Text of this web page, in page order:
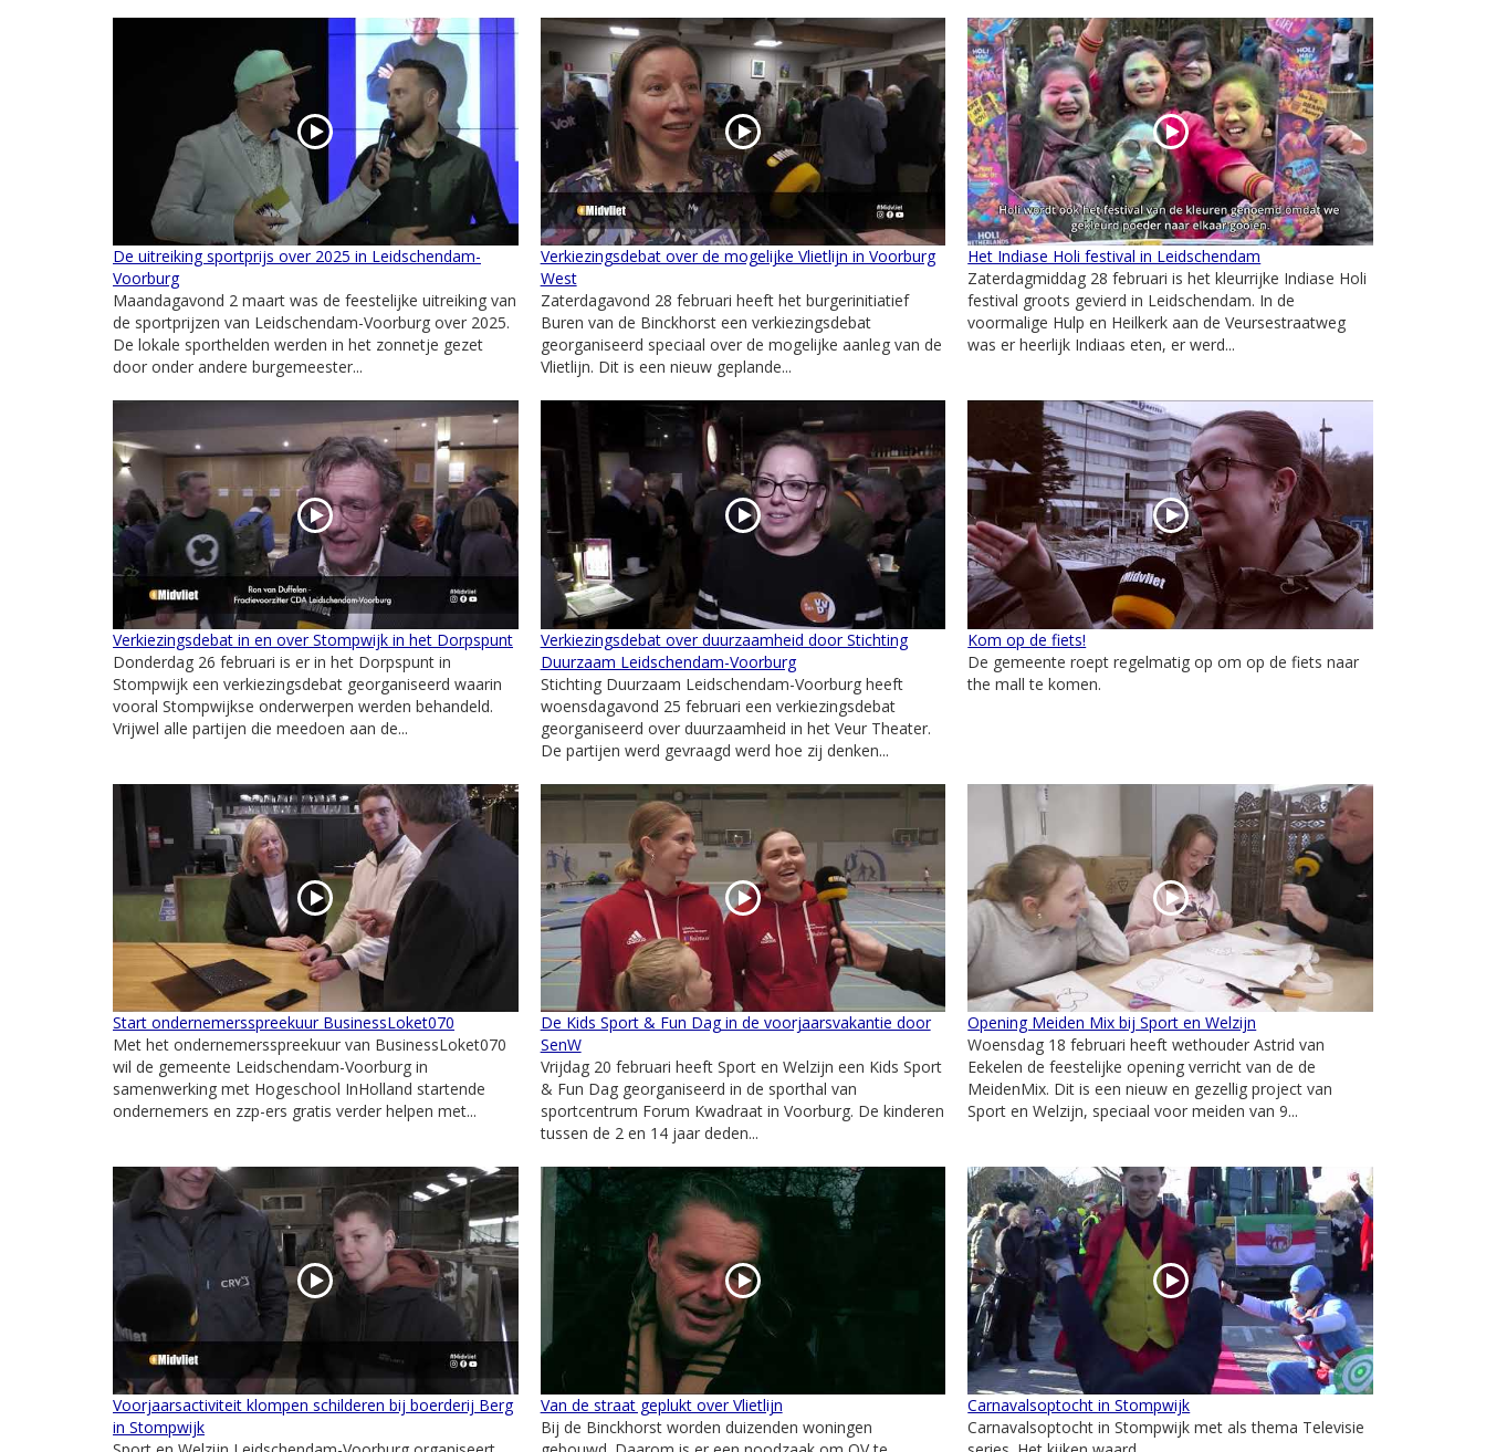
De uitreiking sportprijs over 2025 in Leidschendam-
Voorburg
Maandagavond 2 maart was de feestelijke uitreiking van
de sportprijzen van Leidschendam-Voorburg over 2025.
De lokale sporthelden werden in het zonnetje gezet
door onder andere burgemeester...
Verkiezingsdebat over de mogelijke Vlietlijn in Voorburg
West
Zaterdagavond 28 februari heeft het burgerinitiatief
Buren van de Binckhorst een verkiezingsdebat
georganiseerd speciaal over de mogelijke aanleg van de
Vlietlijn. Dit is een nieuw geplande...
Het Indiase Holi festival in Leidschendam
Zaterdagmiddag 28 februari is het kleurrijke Indiase Holi
festival groots gevierd in Leidschendam. In de
voormalige Hulp en Heilkerk aan de Veursestraatweg
was er heerlijk Indiaas eten, er werd...
Verkiezingsdebat in en over Stompwijk in het Dorpspunt
Donderdag 26 februari is er in het Dorpspunt in
Stompwijk een verkiezingsdebat georganiseerd waarin
vooral Stompwijkse onderwerpen werden behandeld.
Vrijwel alle partijen die meedoen aan de...
Verkiezingsdebat over duurzaamheid door Stichting
Duurzaam Leidschendam-Voorburg
Stichting Duurzaam Leidschendam-Voorburg heeft
woensdagavond 25 februari een verkiezingsdebat
georganiseerd over duurzaamheid in het Veur Theater.
De partijen werd gevraagd werd hoe zij denken...
Kom op de fiets!
De gemeente roept regelmatig op om op de fiets naar
the mall te komen.
Start ondernemersspreekuur BusinessLoket070
Met het ondernemersspreekuur van BusinessLoket070
wil de gemeente Leidschendam-Voorburg in
samenwerking met Hogeschool InHolland startende
ondernemers en zzp-ers gratis verder helpen met...
De Kids Sport & Fun Dag in de voorjaarsvakantie door
SenW
Vrijdag 20 februari heeft Sport en Welzijn een Kids Sport
& Fun Dag georganiseerd in de sporthal van
sportcentrum Forum Kwadraat in Voorburg. De kinderen
tussen de 2 en 14 jaar deden...
Opening Meiden Mix bij Sport en Welzijn
Woensdag 18 februari heeft wethouder Astrid van
Eekelen de feestelijke opening verricht van de de
MeidenMix. Dit is een nieuw en gezellig project van
Sport en Welzijn, speciaal voor meiden van 9...
Voorjaarsactiviteit klompen schilderen bij boerderij Berg
in Stompwijk
Van de straat geplukt over Vlietlijn
Bij de Binckhorst worden duizenden woningen
Carnavalsoptocht in Stompwijk
Carnavalsoptocht in Stompwijk met als thema Televisie